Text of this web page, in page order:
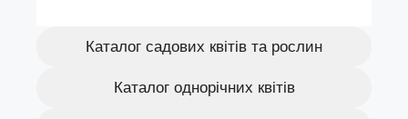
Каталог садових квітів та рослин
Каталог однорічних квітів